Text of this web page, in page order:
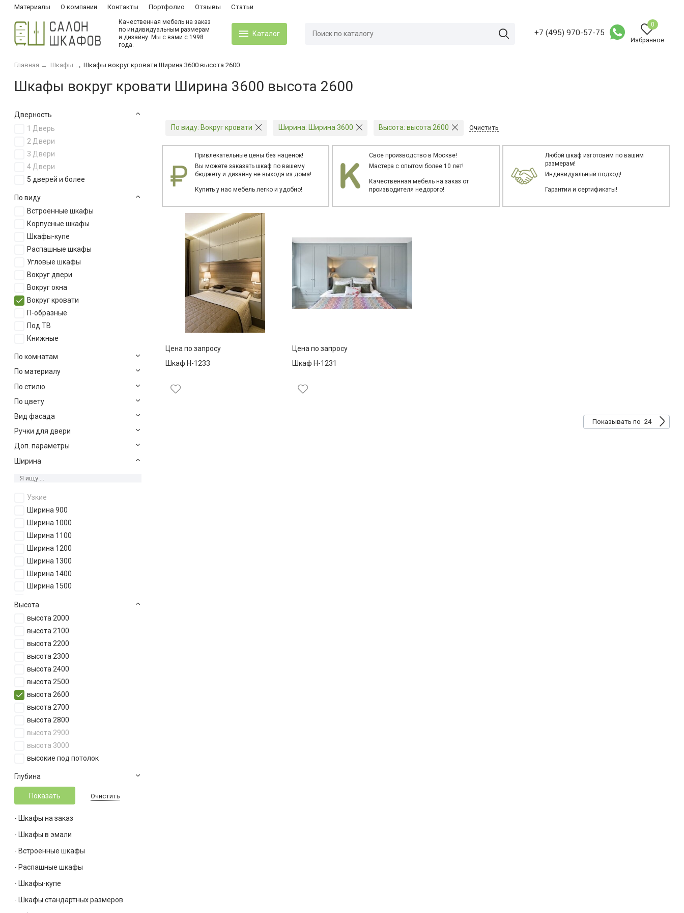
Материалы О компании Контакты Портфолио Отзывы Статьи
Качественная мебель на заказ
по индивидуальным размерам
и дизайну. Мы с вами с 1998
года.
Каталог +7 (495) 970-57-75
0
Избранное
Главная → Шкафы → Шкафы вокруг кровати Ширина 3600 высота 2600
Шкафы вокруг кровати Ширина 3600 высота 2600
Дверность
1 Дверь
2 Двери
3 Двери
4 Двери
5 дверей и более
По виду
Встроенные шкафы
Корпусные шкафы
Шкафы-купе
Распашные шкафы
Угловые шкафы
Вокруг двери
Вокруг окна
Вокруг кровати
П-образные
Под ТВ
Книжные
По комнатам
По материалу
По стилю
По цвету
Вид фасада
Ручки для двери
Доп. параметры
Ширина
Узкие
Ширина 900
Ширина 1000
Ширина 1100
Ширина 1200
Ширина 1300
Ширина 1400
Ширина 1500
Ширина 2900
Ширина 3000
Ширина 3200
Ширина 3300
Ширина 3500
Ширина 3600
Ширина 3700
Ширина 3800
Ширина 4000
Высота
высота 2000
высота 2100
высота 2200
высота 2300
высота 2400
высота 2500
высота 2600
высота 2700
высота 2800
высота 2900
высота 3000
высокие под потолок
Глубина
Очистить
- Шкафы на заказ
- Шкафы в эмали
- Встроенные шкафы
- Распашные шкафы
- Шкафы-купе
- Шкафы стандартных размеров
По виду: Вокруг кровати Ширина: Ширина 3600 Высота: высота 2600 Очистить
Привлекательные цены без наценок!
Вы можете заказать шкаф по вашему
бюджету и дизайну не выходя из дома!
Купить у нас мебель легко и удобно!
Свое производство в Москве!
Мастера с опытом более 10 лет!
Качественная мебель на заказ от
производителя недорого!
Любой шкаф изготовим по вашим
размерам!
Индивидуальный подход!
Гарантии и сертификаты!
Цена по запросу
Шкаф Н-1233
Цена по запросу
Шкаф Н-1231
Показывать по 24